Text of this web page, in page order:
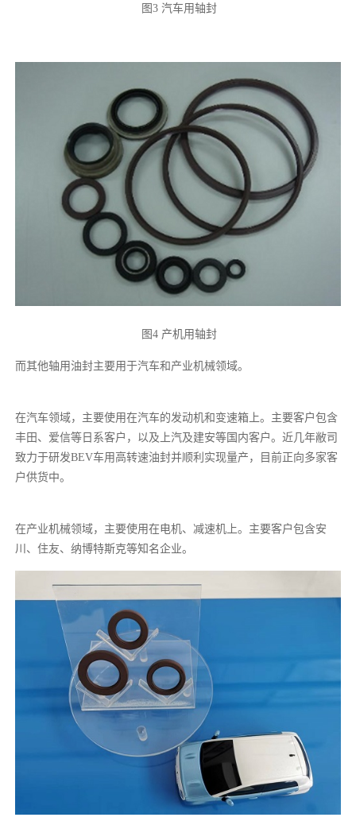
图3 汽车用轴封
图4 产机用轴封
而其他轴用油封主要用于汽车和产业机械领域。
在汽车领域，主要使用在汽车的发动机和变速箱上。主要客户包含
丰田、爱信等日系客户，以及上汽及建安等国内客户。近几年敝司
致力于研发BEV车用高转速油封并顺利实现量产，目前正向多家客
户供货中。
在产业机械领域，主要使用在电机、减速机上。主要客户包含安
川、住友、纳博特斯克等知名企业。